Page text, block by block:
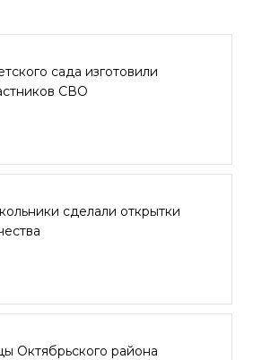
сада изготовили
СВО
сделали открытки
Октябрьского района